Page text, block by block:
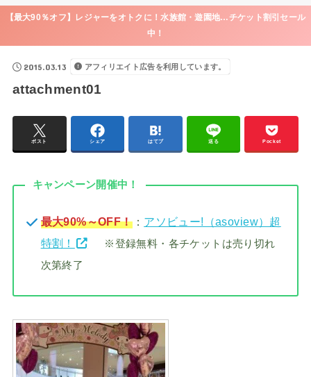
【最大90％オフ】レジャーをオトクに！水族館・遊園地…チケット割引セール
中！
2015.03.13 アフィリエイト広告を利用しています。
attachment01
ポスト シェア はてブ 送る Pocket
キャンペーン開催中！
最大90%～OFF！： アソビュー!（asoview）超
特割！
※登録無料・各チケットは売り切れ
次第終了